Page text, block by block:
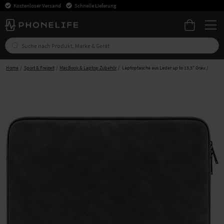
Kostenloser Versand Schnelle Lieferung
Home Sport & Freizeit MacBook & Laptop Zubehör Laptoptasche aus Leder up to 13,3" Grau